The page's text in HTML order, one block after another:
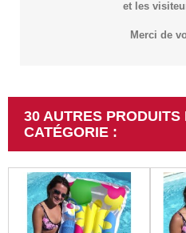
et les
Merci de
30 AUTRES
CATÉGORIE :